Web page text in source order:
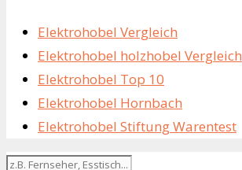
Elektrohobel Vergleich
Elektrohobel holzhobel Vergleich
Elektrohobel Top 10
Elektrohobel Hornbach
Elektrohobel Stiftung Warentest